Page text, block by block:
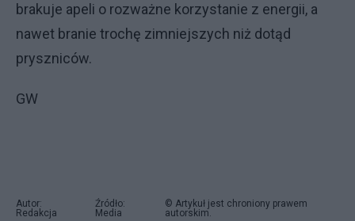
brakuje apeli o rozważne korzystanie z energii, a
nawet branie trochę zimniejszych niż dotąd
pryszniców.
GW
Autor:
Redakcja
Źródło:
Media
© Artykuł jest chroniony prawem
autorskim.